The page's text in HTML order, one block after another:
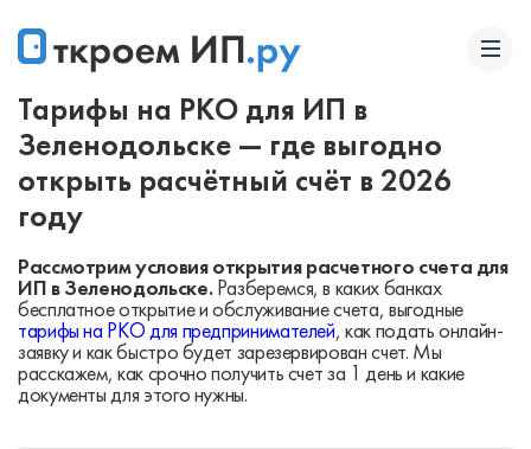
Тарифы на РКО для ИП в
Зеленодольске — где выгодно
открыть расчётный счёт в 2026
году
Рассмотрим условия открытия расчетного счета для
ИП в Зеленодольске.Разберемся, в каких банках
бесплатное открытие и обслуживание счета, выгодные
тарифы на РКО для предпринимателей, как подать онлайн-
заявку и как быстро будет зарезервирован счет. Мы
расскажем, как срочно получить счет за 1 день и какие
документы для этого нужны.